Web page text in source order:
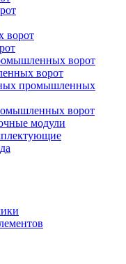
вopoт
ворот
вopoт
промышленных
вopoт
модули